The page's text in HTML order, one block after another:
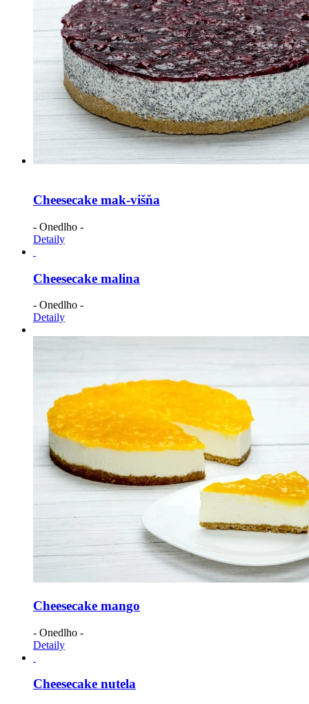
Cheesecake mak-višňa
- Onedlho -
Detaily
Cheesecake malina
- Onedlho -
Detaily
Cheesecake mango
- Onedlho -
Detaily
Cheesecake nutela